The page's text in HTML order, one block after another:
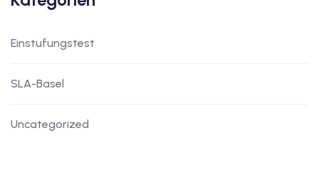
Einstufungstest
SLA-Basel
Uncategorized